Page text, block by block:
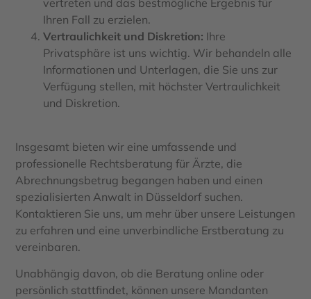
vertreten und das bestmögliche Ergebnis für
Ihren Fall zu erzielen.
Vertraulichkeit und Diskretion: Ihre
Privatsphäre ist uns wichtig. Wir behandeln alle
Informationen und Unterlagen, die Sie uns zur
Verfügung stellen, mit höchster Vertraulichkeit
und Diskretion.
Insgesamt bieten wir eine umfassende und
professionelle Rechtsberatung für Ärzte, die
Abrechnungsbetrug begangen haben und einen
spezialisierten Anwalt in Düsseldorf suchen.
Kontaktieren Sie uns, um mehr über unsere Leistungen
zu erfahren und eine unverbindliche Erstberatung zu
vereinbaren.
Unabhängig davon, ob die Beratung online oder
persönlich stattfindet, können unsere Mandanten